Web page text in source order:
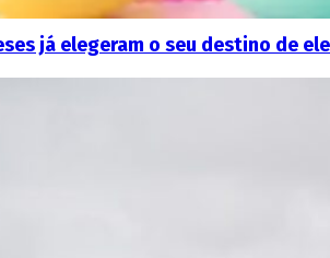
já elegeram o seu destino de